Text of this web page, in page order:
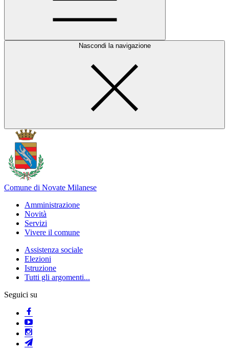
Nascondi la navigazione
Comune di Novate Milanese
Amministrazione
Novità
Servizi
Vivere il comune
Assistenza sociale
Elezioni
Istruzione
Tutti gli argomenti...
Seguici su